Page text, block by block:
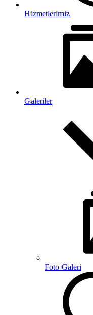
Hizmetlerimiz
Galeriler
Foto Galeri